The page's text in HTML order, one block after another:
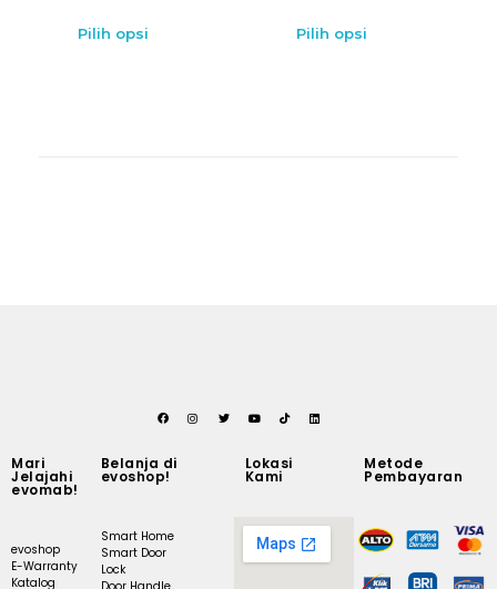
Pilih opsi Pilih opsi
Mari
Jelajahi
evomab!
evoshop
E-Warranty
Katalog
Belanja di
evoshop!
Smart Home
Smart Door
Lock
Lokasi
Kami
Metode
Pembayaran